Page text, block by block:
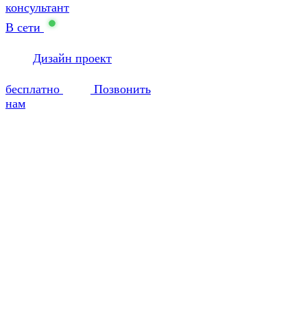
консультант
В сети
Дизайн проект
бесплатно
Позвонить
нам